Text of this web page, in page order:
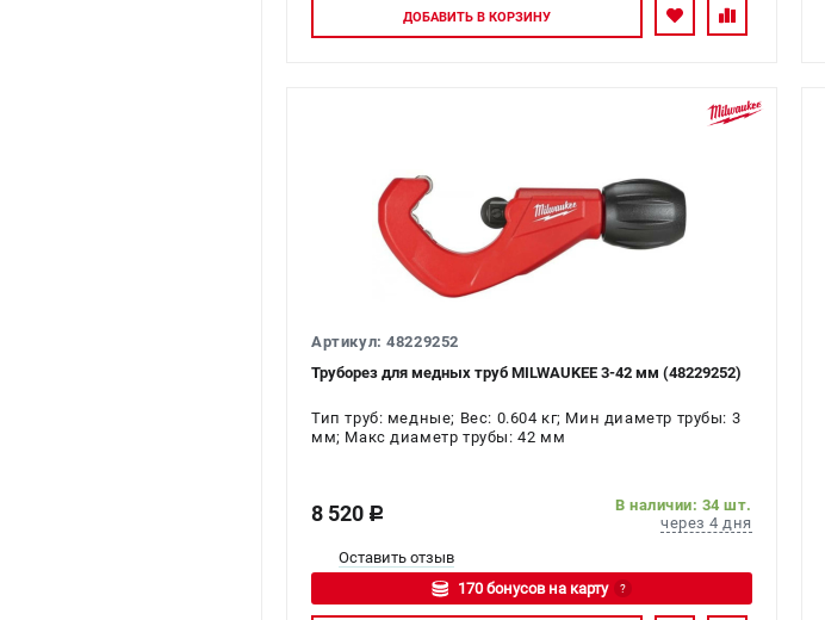
Авторизуйтесь
ДОБАВИТЬВ КОРЗИНУ
Артикул: 48229252
Труборез для медных труб MILWAUKEE 3-42 мм (48229252)
Тип труб: медные; Вес: 0.604 кг; Мин диаметр трубы: 3
мм; Макс диаметр трубы: 42 мм
8 520 c
В наличии: 34 шт.
через 4 дня
Оставить отзыв
170 бонусов на карту
?